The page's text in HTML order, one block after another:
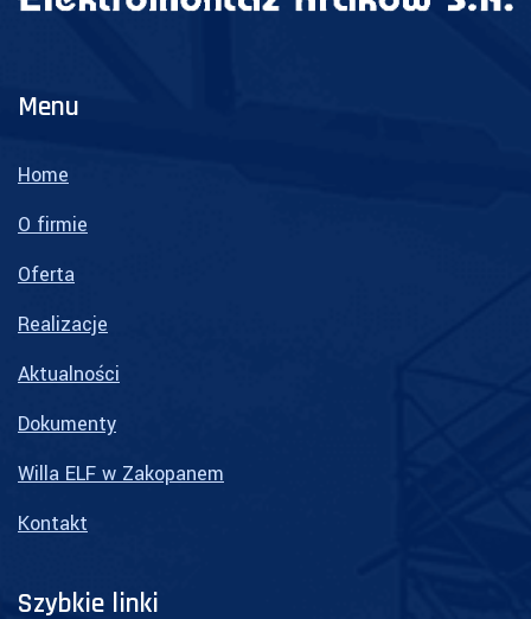
Menu
Home
O firmie
Oferta
Realizacje
Aktualności
Dokumenty
Willa ELF w Zakopanem
Kontakt
Szybkie linki